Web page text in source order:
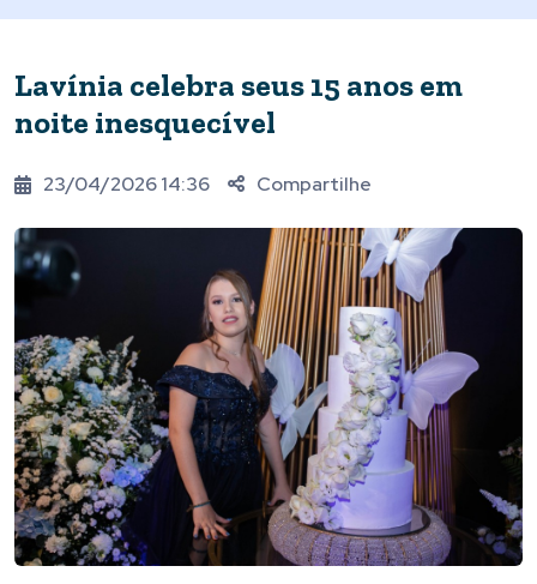
Lavínia celebra seus 15 anos em
noite inesquecível
23/04/2026 14:36 Compartilhe